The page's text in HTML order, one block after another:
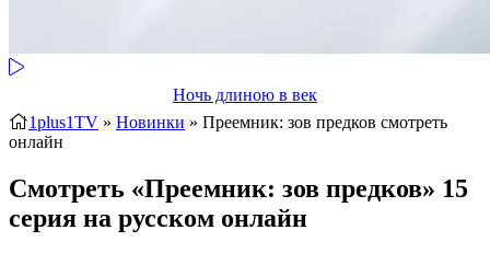
Ночь длиною в век
1plus1TV » Новинки » Преемник: зов предков смотреть
онлайн
Смотреть «Преемник: зов предков» 15
серия на русском онлайн